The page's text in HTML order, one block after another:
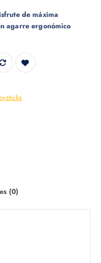
de máxima
agarre ergonómico
MOTOR VIBRATION
(0)